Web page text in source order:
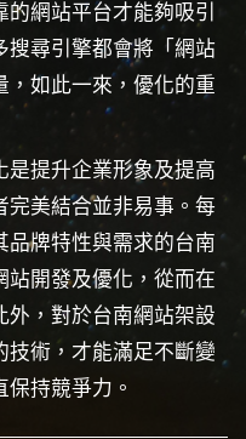
網站平台才能夠吸引
搜尋引擎都會將「網站
，如此一來，優化的重
是提升企業形象及提高
完美結合並非易事。每
品牌特性與需求的台南
站開發及優化，從而在
外，對於台南網站架設
技術，才能滿足不斷變
持競爭力。